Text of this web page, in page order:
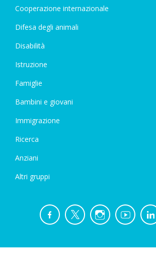
Cooperazione internazionale
Difesa degli animali
Disabilità
Istruzione
Famiglie
Bambini e giovani
Immigrazione
Ricerca
Anziani
Altri gruppi